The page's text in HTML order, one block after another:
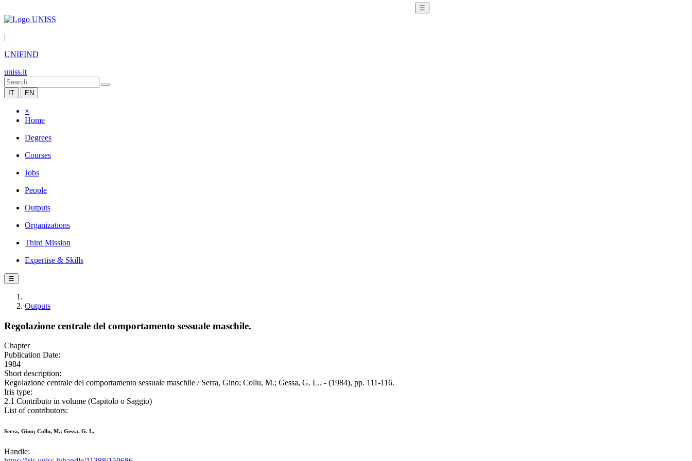
☰
|
UNIFIND
uniss.it
IT EN
×
Home
Degrees
Courses
Jobs
People
Outputs
Organizations
Third Mission
Expertise & Skills
☰
Outputs
Regolazione centrale del comportamento sessuale maschile.
Chapter
Publication Date:
1984
Short description:
Regolazione centrale del comportamento sessuale maschile / Serra, Gino; Collu, M.; Gessa, G. L.. - (1984), pp. 111-116.
Iris type:
2.1 Contributo in volume (Capitolo o Saggio)
List of contributors:
Serra, Gino; Collu, M.; Gessa, G. L.
Handle: